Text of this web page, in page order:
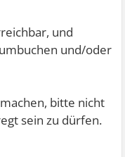
und
und/oder
bitte nicht
sein zu dürfen.